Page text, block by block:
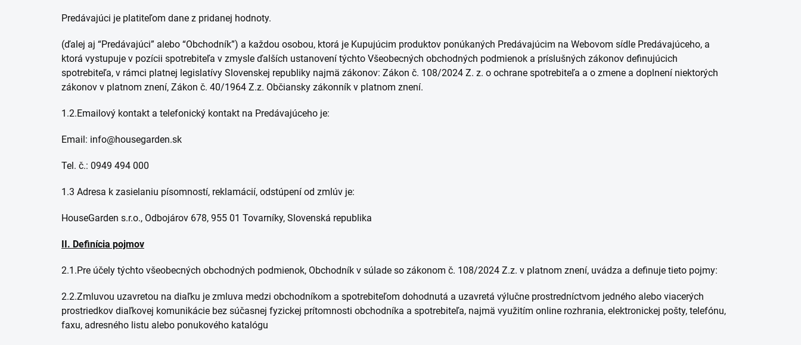
Predávajúci je platiteľom dane z pridanej hodnoty.
(ďalej aj “Predávajúci” alebo “Obchodník”) a každou osobou, ktorá je Kupujúcim produktov ponúkaných Predávajúcim na Webovom sídle Predávajúceho, a
ktorá vystupuje v pozícii spotrebiteľa v zmysle ďalších ustanovení týchto Všeobecných obchodných podmienok a príslušných zákonov definujúcich
spotrebiteľa, v rámci platnej legislatívy Slovenskej republiky najmä zákonov: Zákon č. 108/2024 Z. z. o ochrane spotrebiteľa a o zmene a doplnení niektorých
zákonov v platnom znení, Zákon č. 40/1964 Z.z. Občiansky zákonník v platnom znení.
1.2.Emailový kontakt a telefonický kontakt na Predávajúceho je:
Email: info@housegarden.sk
Tel. č.: 0949 494 000
1.3 Adresa k zasielaniu písomností, reklamácií, odstúpení od zmlúv je:
HouseGarden s.r.o., Odbojárov 678, 955 01 Tovarníky, Slovenská republika
II. Definícia pojmov
2.1.Pre účely týchto všeobecných obchodných podmienok, Obchodník v súlade so zákonom č. 108/2024 Z.z. v platnom znení, uvádza a definuje tieto pojmy:
2.2.Zmluvou uzavretou na diaľku je zmluva medzi obchodníkom a spotrebiteľom dohodnutá a uzavretá výlučne prostredníctvom jedného alebo viacerých
prostriedkov diaľkovej komunikácie bez súčasnej fyzickej prítomnosti obchodníka a spotrebiteľa, najmä využitím online rozhrania, elektronickej pošty, telefónu,
faxu, adresného listu alebo ponukového katalógu